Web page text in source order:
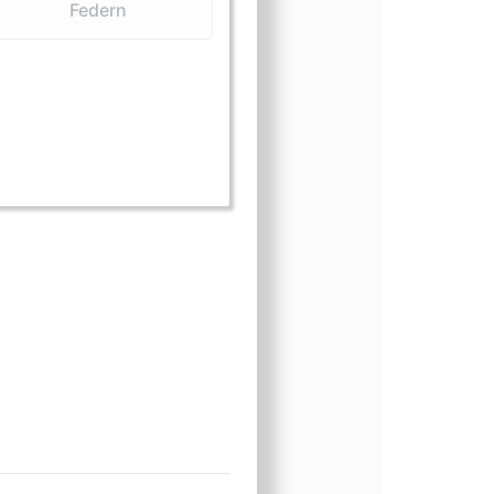
(Eier)(Federn)
(Klauen)
Federn